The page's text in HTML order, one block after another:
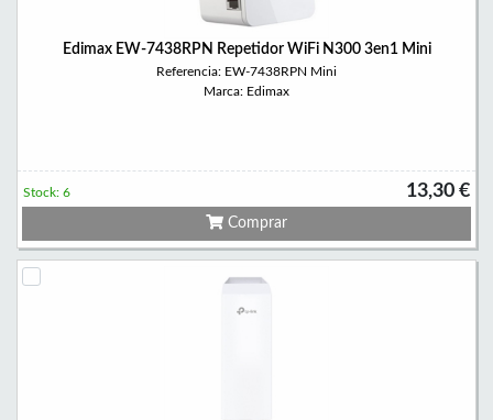
Edimax EW-7438RPN Repetidor WiFi N300 3en1 Mini
Referencia: EW-7438RPN Mini
Marca: Edimax
13,30 €
Stock: 6
Comprar